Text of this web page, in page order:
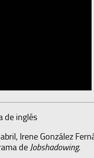
de inglés
Irene González
de Jobshadowing.